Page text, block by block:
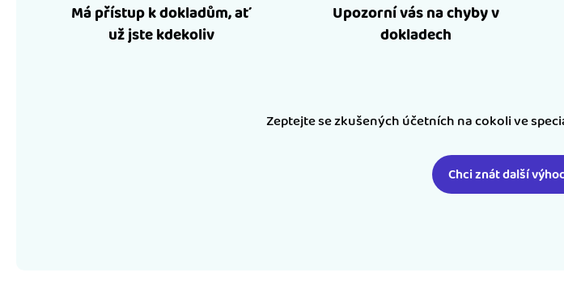
Má přístup k dokladům, ať
už jste kdekoliv
Upozorní vás na chyby v
dokladech
Zeptejte se zkušených účetních na cokoli ve
Chci znát další